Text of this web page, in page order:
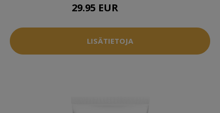
29.95 EUR
LISÄTIETOJA